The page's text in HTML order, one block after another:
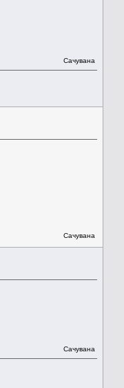
Сачувана
Сачувана
Сачувана